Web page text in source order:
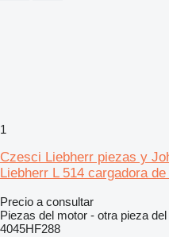
1
Czesci Liebherr piezas y
Liebherr L 514 cargadora
Precio a consultar
Piezas del motor - otra pieza
4045HF288